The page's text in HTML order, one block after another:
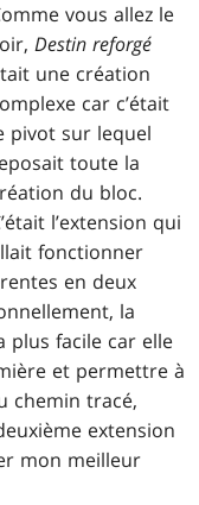
vous allez le
Destin reforgé
une création
car c’était
pivot sur lequel
toute la
du bloc.
l’extension qui
fonctionner
en deux
la
plus facile car elle
et permettre à
chemin tracé,
extension
mon meilleur